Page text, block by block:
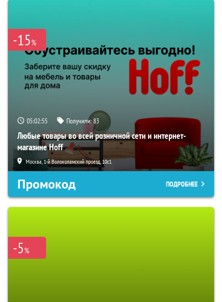
-15%
05:02:54 Получили:83
Любые товары во всей розничной сети и интернет-
магазине Hoff
Москва, 1-й Волоколамский проезд, 10с1
Промокод ПОДРОБНЕЕ
-5%